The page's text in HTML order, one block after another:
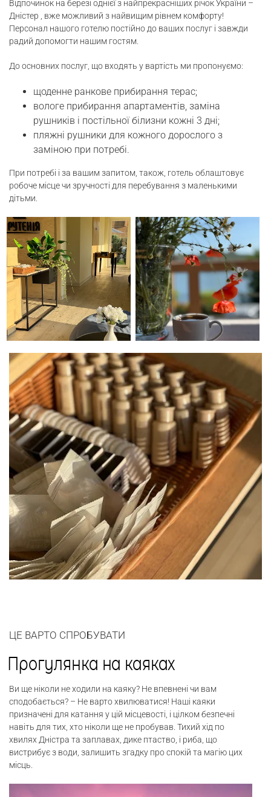
ТікТок
UA
Відпочинок на березі однієї з найпрекрасніших річок України –
Дністер , вже можливий з найвищим рівнем комфорту!
Персонал нашого готелю постійно до ваших послуг і завжди
радий допомогти нашим гостям.
До основних послуг, що входять у вартість ми пропонуємо:
щоденне ранкове прибирання терас;
вологе прибирання апартаментів, заміна
рушників і постільної білизни кожні 3 дні;
пляжні рушники для кожного дорослого з
заміною при потребі.
При потребі і за вашим запитом, також, готель облаштовує
робоче місце чи зручності для перебування з маленькими
дітьми.
ЦЕ ВАРТО СПРОБУВАТИ
Прогулянка на каяках
Ви ще ніколи не ходили на каяку? Не впевнені чи вам
сподобається? – Не варто хвилюватися! Наші каяки
призначені для катання у цій місцевості, і цілком безпечні
навіть для тих, хто ніколи ще не пробував. Тихий хід по
хвилях Дністра та заплавах, дике птаство, і риба, що
вистрибує з води, залишить згадку про спокій та магію цих
місць.